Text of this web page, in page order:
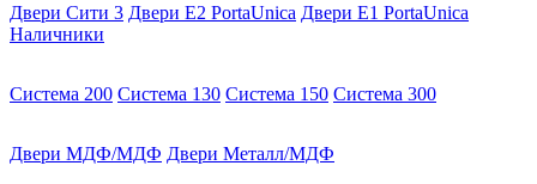
Двери Сити 3 Двери E2 PortaUnica Двери E1 PortaUnica
Наличники
Система 200 Система 130 Система 150 Система 300
Двери МДФ/МДФ Двери Металл/МДФ